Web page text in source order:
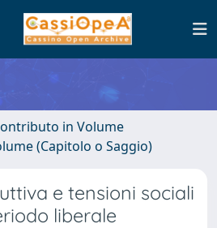
in Volume
(Capitolo o Saggio)
e tensioni sociali
liberale